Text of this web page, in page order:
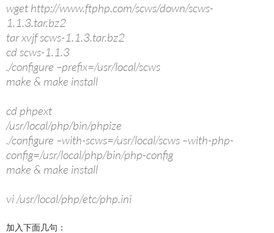
wget http://www.ftphp.com/scws/down/scws-
1.1.3.tar.bz2
tar xvjf scws-1.1.3.tar.bz2
cd scws-1.1.3
./configure –prefix=/usr/local/scws
make & make install
cd phpext
/usr/local/php/bin/phpize
./configure –with-scws=/usr/local/scws –with-php-
config=/usr/local/php/bin/php-config
make & make install
vi /usr/local/php/etc/php.ini
加入下面几句：